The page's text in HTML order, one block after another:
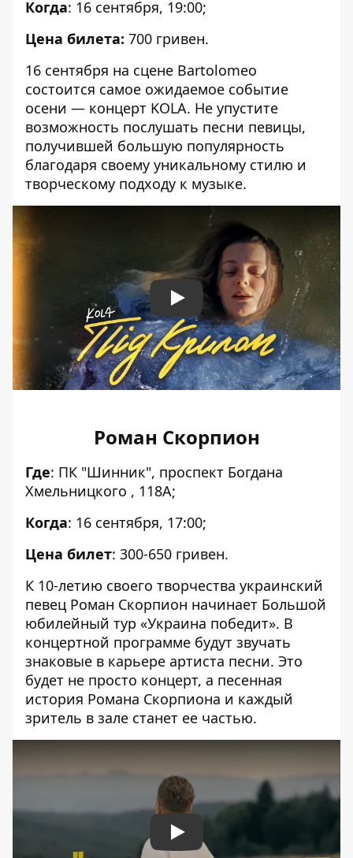
Когда: 16 сентября, 19:00;
Цена билета: 700 гривен.
16 сентября на сцене Bartolomeo
состоится самое ожидаемое событие
осени — концерт KOLA. Не упустите
возможность послушать песни певицы,
получившей большую популярность
благодаря своему уникальному стилю и
творческому подходу к музыке.
Play
Роман Скорпион
Где: ПК "Шинник", проспект Богдана
Хмельницкого , 118А;
Когда: 16 сентября, 17:00;
Цена билет: 300-650 гривен.
К 10-летию своего творчества украинский
певец Роман Скорпион начинает Большой
юбилейный тур «Украина победит». В
концертной программе будут звучать
знаковые в карьере артиста песни. Это
будет не просто концерт, а песенная
история Романа Скорпиона и каждый
зритель в зале станет ее частью.
Play